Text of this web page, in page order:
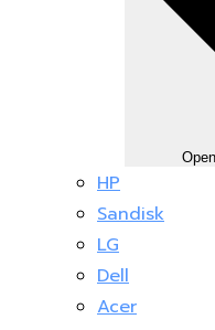
HP
Sandisk
LG
Dell
Acer